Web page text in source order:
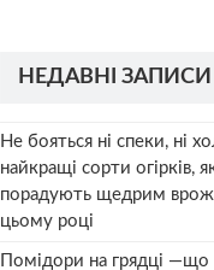
НЕДАВНІ ЗАПИСИ
Не бояться ні спеки, ні
найкращі сорти огірків,
порадують щедрим
цьому році
Помідори на грядці —що